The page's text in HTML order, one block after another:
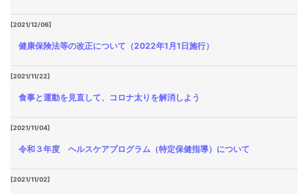
[2021/12/06]
健康保険法等の改正について（2022年1月1日施行）
[2021/11/22]
食事と運動を見直して、コロナ太りを解消しよう
[2021/11/04]
令和３年度 ヘルスケアプログラム（特定保健指導）について
[2021/11/02]